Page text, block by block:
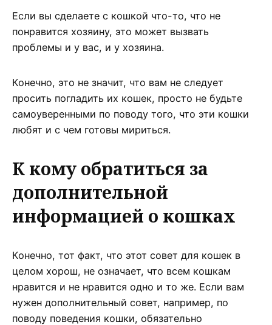
Если вы сделаете с кошкой что-то, что не
понравится хозяину, это может вызвать
проблемы и у вас, и у хозяина.
Конечно, это не значит, что вам не следует
просить погладить их кошек, просто не будьте
самоуверенными по поводу того, что эти кошки
любят и с чем готовы мириться.
К кому обратиться за
дополнительной
информацией о кошках
Конечно, тот факт, что этот совет для кошек в
целом хорош, не означает, что всем кошкам
нравится и не нравится одно и то же. Если вам
нужен дополнительный совет, например, по
поводу поведения кошки, обязательно